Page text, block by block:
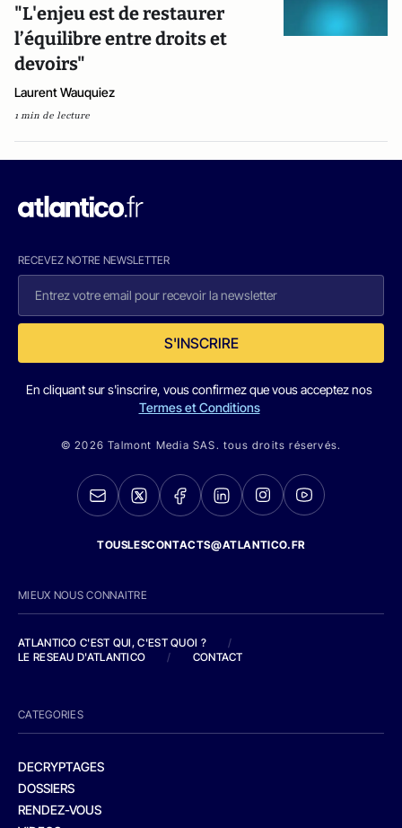
"L'enjeu est de restaurer
l’équilibre entre droits et
devoirs"
Laurent Wauquiez
1 min de lecture
RECEVEZ NOTRE NEWSLETTER
S'INSCRIRE
En cliquant sur s'inscrire, vous confirmez que vous acceptez nos
Termes et Conditions
© 2026 Talmont Media SAS. tous droits réservés.
TOUSLESCONTACTS@ATLANTICO.FR
MIEUX NOUS CONNAITRE
ATLANTICO C'EST QUI, C'EST QUOI ?
/
LE RESEAU D'ATLANTICO
/ CONTACT
CATEGORIES
DECRYPTAGES
DOSSIERS
RENDEZ-VOUS